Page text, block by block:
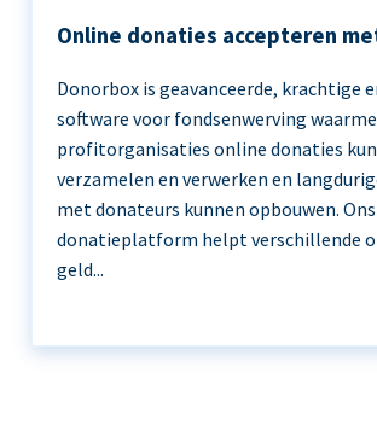
Online donaties accepteren
Donorbox is geavanceerde, krachtige
software voor fondsenwerving
profitorganisaties online donaties
verzamelen en verwerken en
met donateurs kunnen opbouwen. Ons
donatieplatform helpt verschillende
geld...